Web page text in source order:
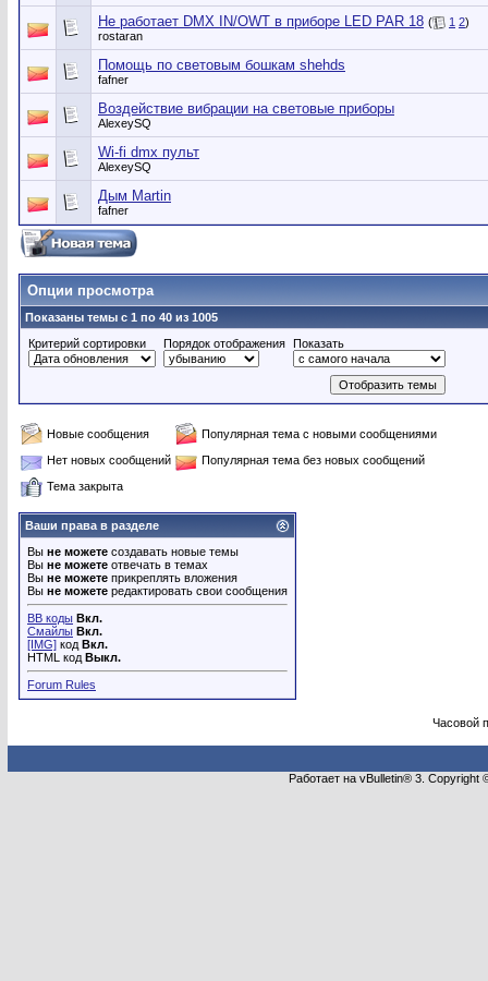
Не работает DMX IN/OWT в приборе LED PAR 18 ( 1 2)
rostaran
Помощь по световым бошкам shehds
fafner
Воздействие вибрации на световые приборы
AlexeySQ
Wi-fi dmx пульт
AlexeySQ
Дым Martin
fafner
Опции просмотра
Показаны темы с 1 по 40 из 1005
Критерий сортировки
Порядок отображения Показать
Новые сообщения
Популярная тема с новыми сообщениями
Нет новых сообщений
Популярная тема без новых сообщений
Тема закрыта
Ваши права в разделе
Вы не можете создавать новые темы
Вы не можете отвечать в темах
Вы не можете прикреплять вложения
Вы не можете редактировать свои сообщения
BB коды Вкл.
Смайлы Вкл.
[IMG] код Вкл.
HTML код Выкл.
Forum Rules
Часовой
Работает на vBulletin® 3.